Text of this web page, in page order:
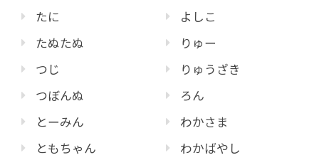
たに
たぬたぬ
つじ
つぼんぬ
とーみん
ともちゃん
よしこ
りゅー
りゅうざき
ろん
わかさま
わかばやし